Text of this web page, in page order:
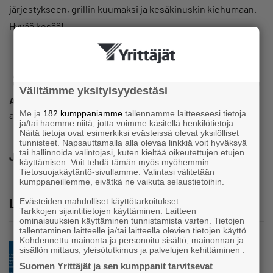
järjestykseen, grillin kuumaksi ja kesäkinuskin kiehumaan.
Hyvää kesää!
Antti Sallansalmi
antti@kasipuu.fi
Jaa
Lue lisää
Blogi
Mitä tapahtuu, kun yrittäjä ei pysähdy?
Välitämme yksityisyydestäsi
Me ja 182 kumppaniamme tallennamme laitteeseesi tietoja
ja/tai haemme niitä, jotta voimme käsitellä henkilötietoja.
Näitä tietoja ovat esimerkiksi evästeissä olevat yksilölliset
tunnisteet. Napsauttamalla alla olevaa linkkiä voit hyväksyä
tai hallinnoida valintojasi, kuten kieltää oikeutettujen etujen
käyttämisen. Voit tehdä tämän myös myöhemmin
Tietosuojakäytäntö-sivullamme. Valintasi välitetään
kumppaneillemme, eivätkä ne vaikuta selaustietoihin.
Evästeiden mahdolliset käyttötarkoitukset:
Tarkkojen sijaintitietojen käyttäminen. Laitteen
ominaisuuksien käyttäminen tunnistamista varten. Tietojen
tallentaminen laitteelle ja/tai laitteella olevien tietojen käyttö.
Kohdennettu mainonta ja personoitu sisältö, mainonnan ja
sisällön mittaus, yleisötutkimus ja palvelujen kehittäminen .
Suomen Yrittäjät ja sen kumppanit tarvitsevat